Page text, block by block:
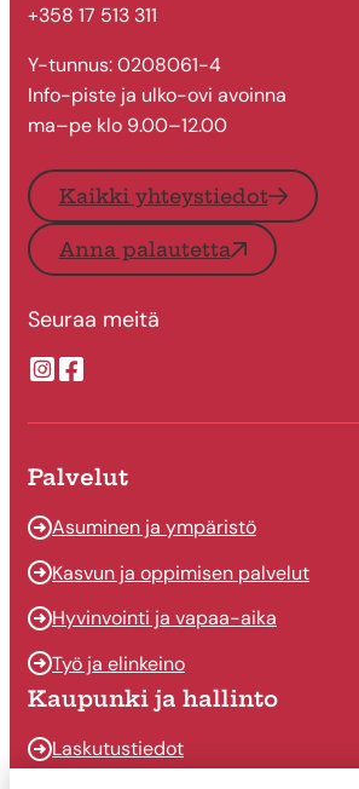
+358 17 513 311
Y-tunnus: 0208061-4
Info-piste ja ulko-ovi avoinna
ma–pe klo 9.00–12.00
Kaikki yhteystiedot
Anna palautetta
Seuraa meitä
Suonenjoen kaupungin Instragram
Suonenjoen kaupungin Facebook
Palvelut
Asuminen ja ympäristö
Kasvun ja oppimisen palvelut
Hyvinvointi ja vapaa-aika
Työ ja elinkeino
Kaupunki ja hallinto
Laskutustiedot